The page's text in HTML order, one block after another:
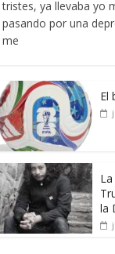
tristes, ya llevaba yo
pasando por una
me
El
la